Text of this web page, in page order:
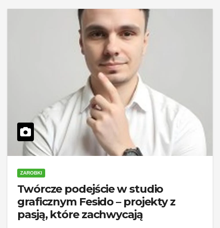
ZAROBKI
Twórcze podejście w studio
graficznym Fesido – projekty z
pasją, które zachwycają